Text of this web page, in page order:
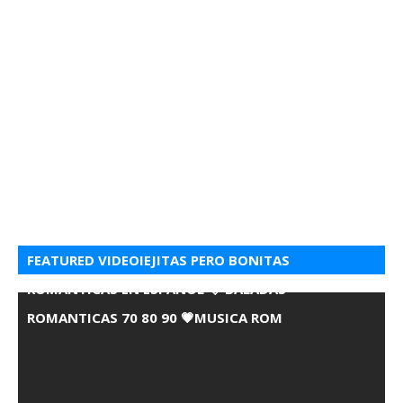
FEATURED VIDEOIEJITAS PERO BONITAS
ROMANTICAS EN ESPANOL 💘 BALADAS
ROMANTICAS 70 80 90 💗MUSICA ROM